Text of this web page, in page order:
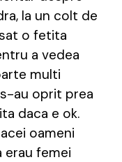
la un colt de
o fetita
a vedea
multi
au oprit prea
daca e ok.
oameni
femei